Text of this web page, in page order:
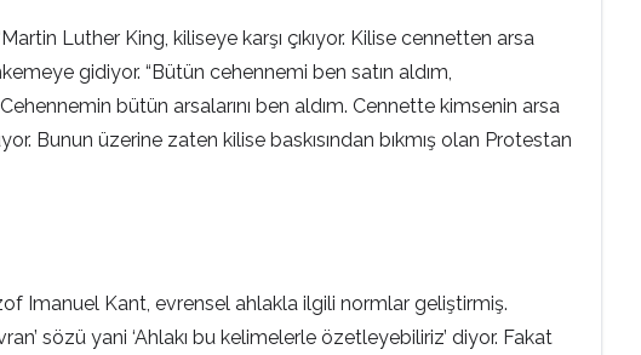
Luther King, kiliseye karşı çıkıyor. Kilise cennetten arsa
gidiyor. “Bütün cehennemi ben satın aldım,
bütün arsalarını ben aldım. Cennette kimsenin arsa
Bunun üzerine zaten kilise baskısından bıkmış olan Protestan
Imanuel Kant, evrensel ahlakla ilgili normlar geliştirmiş.
sözü yani ‘Ahlakı bu kelimelerle özetleyebiliriz’ diyor. Fakat